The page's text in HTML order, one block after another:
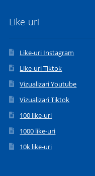
Like-uri
Like-uri Instagram
Like-uri Tiktok
Vizualizari Youtube
Vizualizari Tiktok
100 like-uri
1000 like-uri
10k like-uri